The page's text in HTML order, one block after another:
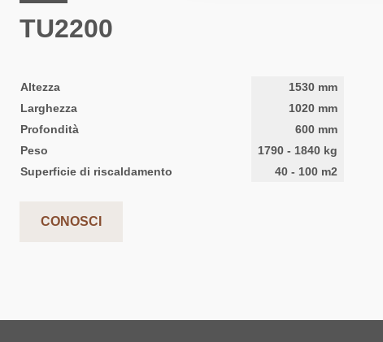
TU2200
Altezza 1530 mm
Larghezza
1020 mm
Profondità
600 mm
Peso
1790 - 1840 kg
Superficie di riscaldamento
40 - 100 m2
CONOSCI